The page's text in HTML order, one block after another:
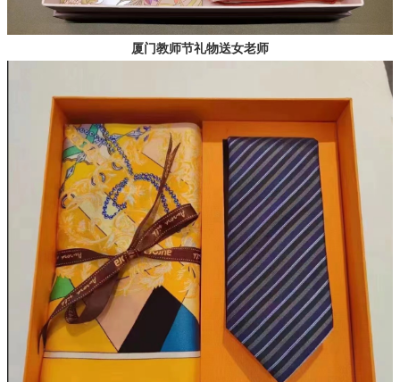
厦门教师节礼物送女老师